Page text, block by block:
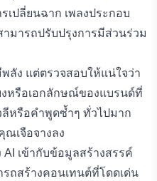
เปลี่ยนฉาก เพลงประกอบ
มารถปรับปรุงการมีส่วนร่วม
ลัง แต่ตรวจสอบให้แน่ใจว่า
หรือเอกลักษณ์ของแบรนด์ที่
ลีหรือคำพูดซ้ำๆ ทั่วไปมาก
เจือจางลง
เข้ากับข้อมูลสร้างสรรค์
ถสร้างคอนเทนต์ที่โดดเด่น